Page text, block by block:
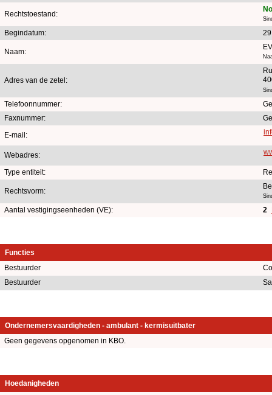
Rechtstoestand:
Begindatum:
Naam:
Adres van de zetel:
Telefoonnummer:
Faxnummer:
E-mail:
Webadres:
Type entiteit:
Rechtsvorm:
Aantal vestigingseenheden (VE): 2
Functies
Bestuurder
Bestuurder
Ondernemersvaardigheden - ambulant - kermisuitbater
Geen gegevens opgenomen in KBO.
Hoedanigheden